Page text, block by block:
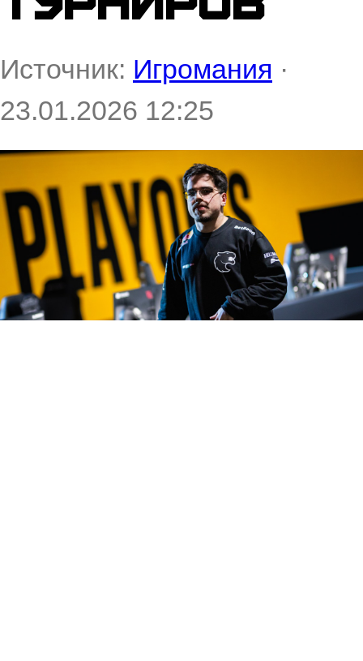
Источник: Игромания ·
23.01.2026 12:25